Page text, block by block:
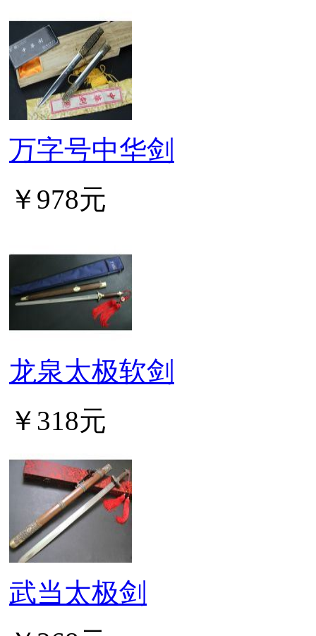
万字号中华剑
￥978元
龙泉太极软剑
￥318元
武当太极剑